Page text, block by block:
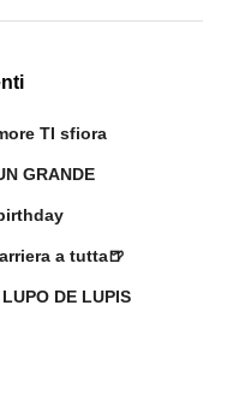
TI sfiora
GRANDE
a tutta🍺
DE LUPIS